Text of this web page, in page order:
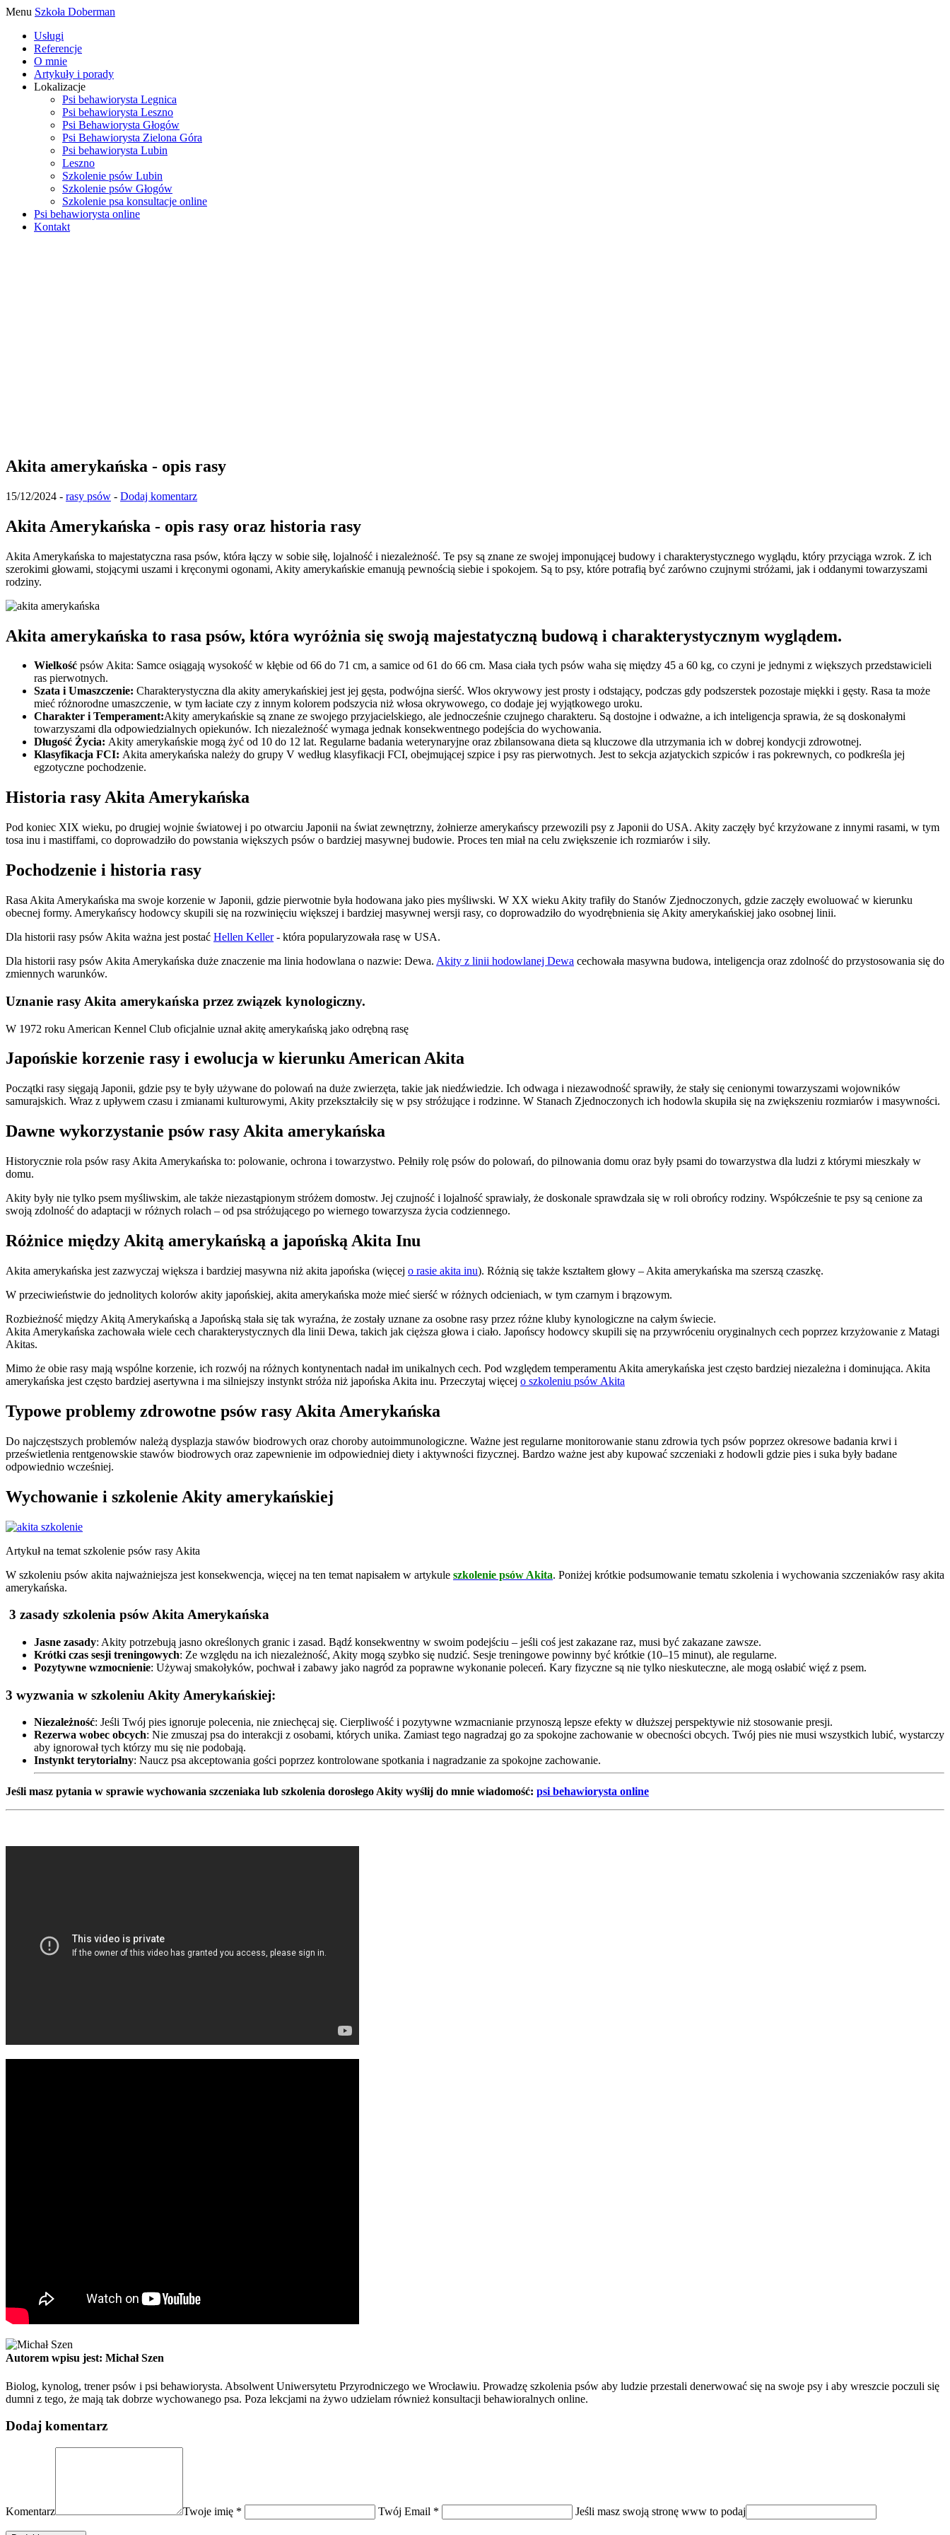
Menu Szkoła Doberman
Usługi
Referencje
O mnie
Artykuły i porady
Lokalizacje
Psi behawiorysta Legnica
Psi behawiorysta Leszno
Psi Behawiorysta Głogów
Psi Behawiorysta Zielona Góra
Psi behawiorysta Lubin
Leszno
Szkolenie psów Lubin
Szkolenie psów Głogów
Szkolenie psa konsultacje online
Psi behawiorysta online
Kontakt
Akita amerykańska - opis rasy
15/12/2024 - rasy psów - Dodaj komentarz
Akita Amerykańska - opis rasy oraz historia rasy
Akita Amerykańska to majestatyczna rasa psów, która łączy w sobie siłę, lojalność i niezależność. Te psy są znane ze swojej imponującej budowy i charakterystycznego wyglądu, który przyciąga wzrok. Z ich
szerokimi głowami, stojącymi uszami i kręconymi ogonami, Akity amerykańskie emanują pewnością siebie i spokojem. Są to psy, które potrafią być zarówno czujnymi stróżami, jak i oddanymi towarzyszami
rodziny.
Akita amerykańska to rasa psów, która wyróżnia się swoją majestatyczną budową i charakterystycznym wyglądem.
Wielkość psów Akita: Samce osiągają wysokość w kłębie od 66 do 71 cm, a samice od 61 do 66 cm. Masa ciała tych psów waha się między 45 a 60 kg, co czyni je jednymi z większych przedstawicieli
ras pierwotnych.
Szata i Umaszczenie: Charakterystyczna dla akity amerykańskiej jest jej gęsta, podwójna sierść. Włos okrywowy jest prosty i odstający, podczas gdy podszerstek pozostaje miękki i gęsty. Rasa ta może
mieć różnorodne umaszczenie, w tym łaciate czy z innym kolorem podszycia niż włosa okrywowego, co dodaje jej wyjątkowego uroku.
Charakter i Temperament:Akity amerykańskie są znane ze swojego przyjacielskiego, ale jednocześnie czujnego charakteru. Są dostojne i odważne, a ich inteligencja sprawia, że są doskonałymi
towarzyszami dla odpowiedzialnych opiekunów. Ich niezależność wymaga jednak konsekwentnego podejścia do wychowania.
Długość Życia: Akity amerykańskie mogą żyć od 10 do 12 lat. Regularne badania weterynaryjne oraz zbilansowana dieta są kluczowe dla utrzymania ich w dobrej kondycji zdrowotnej.
Klasyfikacja FCI: Akita amerykańska należy do grupy V według klasyfikacji FCI, obejmującej szpice i psy ras pierwotnych. Jest to sekcja azjatyckich szpiców i ras pokrewnych, co podkreśla jej
egzotyczne pochodzenie.
Historia rasy Akita Amerykańska
Pod koniec XIX wieku, po drugiej wojnie światowej i po otwarciu Japonii na świat zewnętrzny, żołnierze amerykańscy przewozili psy z Japonii do USA. Akity zaczęły być krzyżowane z innymi rasami, w tym
tosa inu i mastiffami, co doprowadziło do powstania większych psów o bardziej masywnej budowie. Proces ten miał na celu zwiększenie ich rozmiarów i siły.
Pochodzenie i historia rasy
Rasa Akita Amerykańska ma swoje korzenie w Japonii, gdzie pierwotnie była hodowana jako pies myśliwski. W XX wieku Akity trafiły do Stanów Zjednoczonych, gdzie zaczęły ewoluować w kierunku
obecnej formy. Amerykańscy hodowcy skupili się na rozwinięciu większej i bardziej masywnej wersji rasy, co doprowadziło do wyodrębnienia się Akity amerykańskiej jako osobnej linii.
Dla historii rasy psów Akita ważna jest postać Hellen Keller- która popularyzowała rasę w USA.
Dla historii rasy psów Akita Amerykańska duże znaczenie ma linia hodowlana o nazwie: Dewa. Akity z linii hodowlanej Dewa cechowała masywna budowa, inteligencja oraz zdolność do przystosowania się do
zmiennych warunków.
Uznanie rasy Akita amerykańska przez związek kynologiczny.
W 1972 roku American Kennel Club oficjalnie uznał akitę amerykańską jako odrębną rasę
Japońskie korzenie rasy i ewolucja w kierunku American Akita
Początki rasy sięgają Japonii, gdzie psy te były używane do polowań na duże zwierzęta, takie jak niedźwiedzie. Ich odwaga i niezawodność sprawiły, że stały się cenionymi towarzyszami wojowników
samurajskich. Wraz z upływem czasu i zmianami kulturowymi, Akity przekształciły się w psy stróżujące i rodzinne. W Stanach Zjednoczonych ich hodowla skupiła się na zwiększeniu rozmiarów i masywności.
Dawne wykorzystanie psów rasy Akita amerykańska
Historycznie rola psów rasy Akita Amerykańska to: polowanie, ochrona i towarzystwo. Pełniły rolę psów do polowań, do pilnowania domu oraz były psami do towarzystwa dla ludzi z którymi mieszkały w
domu.
Akity były nie tylko psem myśliwskim, ale także niezastąpionym stróżem domostw. Jej czujność i lojalność sprawiały, że doskonale sprawdzała się w roli obrońcy rodziny. Współcześnie te psy są cenione za
swoją zdolność do adaptacji w różnych rolach – od psa stróżującego po wiernego towarzysza życia codziennego.
Różnice między Akitą amerykańską a japońską Akita Inu
Akita amerykańska jest zazwyczaj większa i bardziej masywna niż akita japońska (więcej o rasie akita inu). Różnią się także kształtem głowy – Akita amerykańska ma szerszą czaszkę.
W przeciwieństwie do jednolitych kolorów akity japońskiej, akita amerykańska może mieć sierść w różnych odcieniach, w tym czarnym i brązowym.
Rozbieżność między Akitą Amerykańską a Japońską stała się tak wyraźna, że zostały uznane za osobne rasy przez różne kluby kynologiczne na całym świecie.
Akita Amerykańska zachowała wiele cech charakterystycznych dla linii Dewa, takich jak cięższa głowa i ciało. Japońscy hodowcy skupili się na przywróceniu oryginalnych cech poprzez krzyżowanie z Matagi
Akitas.
Mimo że obie rasy mają wspólne korzenie, ich rozwój na różnych kontynentach nadał im unikalnych cech. Pod względem temperamentu Akita amerykańska jest często bardziej niezależna i dominująca. Akita
amerykańska jest często bardziej asertywna i ma silniejszy instynkt stróża niż japońska Akita inu. Przeczytaj więcej o szkoleniu psów Akita
Typowe problemy zdrowotne psów rasy Akita Amerykańska
Do najczęstszych problemów należą dysplazja stawów biodrowych oraz choroby autoimmunologiczne. Ważne jest regularne monitorowanie stanu zdrowia tych psów poprzez okresowe badania krwi i
prześwietlenia rentgenowskie stawów biodrowych oraz zapewnienie im odpowiedniej diety i aktywności fizycznej. Bardzo ważne jest aby kupować szczeniaki z hodowli gdzie pies i suka były badane
odpowiednio wcześniej.
Wychowanie i szkolenie Akity amerykańskiej
Artykuł na temat szkolenie psów rasy Akita
W szkoleniu psów akita najważniejsza jest konsekwencja, więcej na ten temat napisałem w artykule szkolenie psów Akita. Poniżej krótkie podsumowanie tematu szkolenia i wychowania szczeniaków rasy akita
amerykańska.
3 zasady szkolenia psów Akita Amerykańska
Jasne zasady: Akity potrzebują jasno określonych granic i zasad. Bądź konsekwentny w swoim podejściu – jeśli coś jest zakazane raz, musi być zakazane zawsze.
Krótki czas sesji treningowych: Ze względu na ich niezależność, Akity mogą szybko się nudzić. Sesje treningowe powinny być krótkie (10–15 minut), ale regularne.
Pozytywne wzmocnienie: Używaj smakołyków, pochwał i zabawy jako nagród za poprawne wykonanie poleceń. Kary fizyczne są nie tylko nieskuteczne, ale mogą osłabić więź z psem.
3 wyzwania w szkoleniu Akity Amerykańskiej:
Niezależność: Jeśli Twój pies ignoruje polecenia, nie zniechęcaj się. Cierpliwość i pozytywne wzmacnianie przynoszą lepsze efekty w dłuższej perspektywie niż stosowanie presji.
Rezerwa wobec obcych: Nie zmuszaj psa do interakcji z osobami, których unika. Zamiast tego nagradzaj go za spokojne zachowanie w obecności obcych. Twój pies nie musi wszystkich lubić, wystarczy
aby ignorował tych którzy mu się nie podobają.
Instynkt terytorialny: Naucz psa akceptowania gości poprzez kontrolowane spotkania i nagradzanie za spokojne zachowanie.
Jeśli masz pytania w sprawie wychowania szczeniaka lub szkolenia dorosłego Akity wyślij do mnie wiadomość: psi behawiorysta online
Autorem wpisu jest: Michał Szen
Biolog, kynolog, trener psów i psi behawiorysta. Absolwent Uniwersytetu Przyrodniczego we Wrocławiu. Prowadzę szkolenia psów aby ludzie przestali denerwować się na swoje psy i aby wreszcie poczuli się
dumni z tego, że mają tak dobrze wychowanego psa. Poza lekcjami na żywo udzielam również konsultacji behawioralnych online.
Dodaj komentarz
Komentarz Twoje imię * Twój Email * Jeśli masz swoją stronę www to podaj